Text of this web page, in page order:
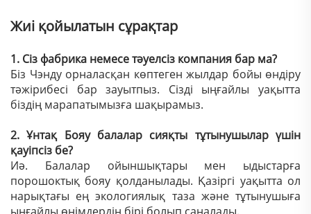
Жиі қойылатын сұрақтар
1. Сіз фабрика немесе тәуелсіз компания бар ма?
Біз Чэнду орналасқан көптеген жылдар бойы өндіру
тәжірибесі бар зауытпыз. Сізді ыңғайлы уақытта
біздің марапатымызға шақырамыз.
2. Ұнтақ Бояу балалар сияқты тұтынушылар үшін
қауіпсіз бе?
Иә. Балалар ойыншықтары мен ыдыстарға
порошоктық бояу қолданылады. Қазіргі уақытта ол
нарықтағы ең экологиялық таза және тұтынушыға